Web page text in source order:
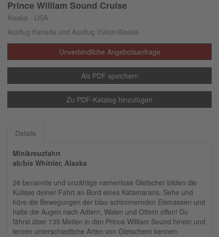
Prince William Sound Cruise
Alaska - USA
Ausflug Kanada und Ausflug Yukon/Alaska
Unverbindliche Angebotsanfrage
Als PDF speichern
Zu PDF-Katalog hinzufügen
Details
Minikreuzfahrt
ab/bis Whittier, Alaska
26 benannte und unzählige namenlose Gletscher bilden die
Kulisse deiner Fahrt an Bord eines Katamarans. Sehe und
höre die Bewegungen der blau schimmernden Eismassen und
halte die Augen nach Adlern, Walen und Ottern offen! Du
fährst über 135 Meilen in den Prince William Sound hinein und
lernen unterschiedliche Arten von Gletschern kennen.